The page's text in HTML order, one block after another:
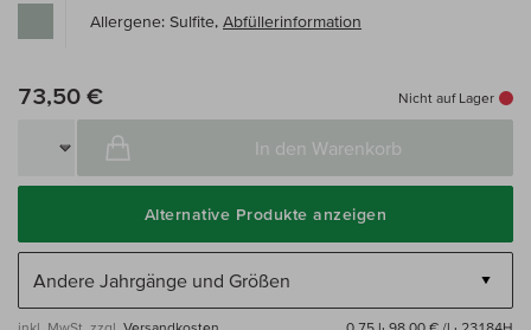
Allergene: Sulfite, Abfüllerinformation
73,50 € Nicht auf Lager
In den Warenkorb
Alternative Produkte anzeigen